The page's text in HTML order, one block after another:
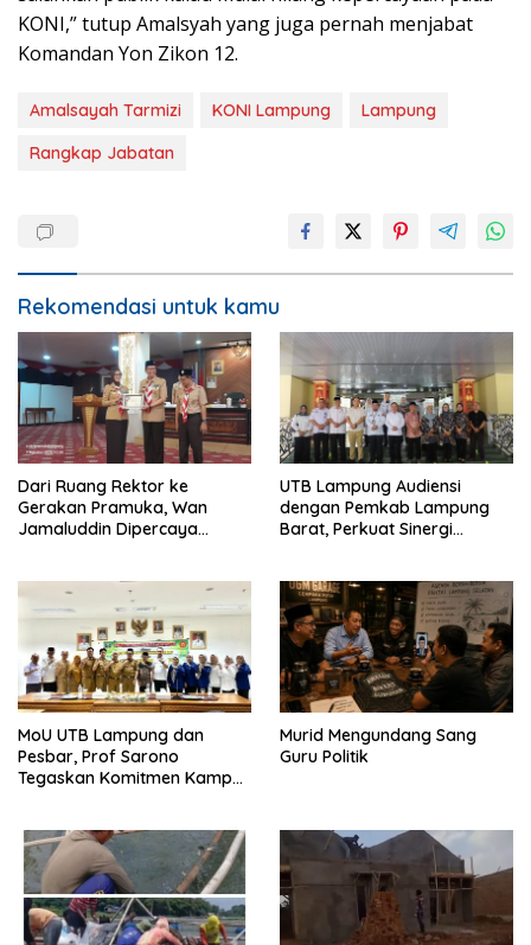
KONI,” tutup Amalsyah yang juga pernah menjabat
Komandan Yon Zikon 12.
Amalsayah Tarmizi KONI Lampung
Lampung
Rangkap Jabatan
Rekomendasi untuk kamu
Dari Ruang Rektor ke
Gerakan Pramuka, Wan
Jamaluddin Dipercaya
UTB Lampung Audiensi
dengan Pemkab Lampung
Barat, Perkuat Sinergi
MoU UTB Lampung dan
Pesbar, Prof Sarono
Tegaskan Komitmen Kampus
Murid Mengundang Sang
Guru Politik